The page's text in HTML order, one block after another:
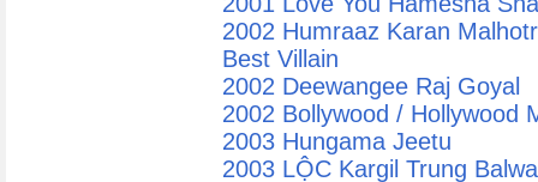
2002 Humraaz Karan
Best Villain
2002 Deewangee Raj Goyal
2002 Bollywood / Hollywood
2003 Hungama Jeetu
2003 LỘC Kargil Trung